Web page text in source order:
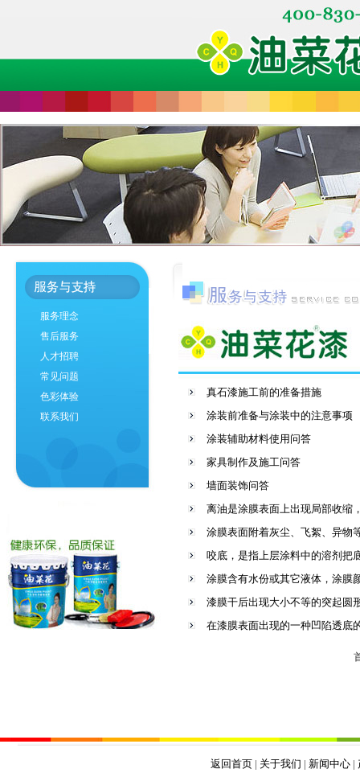
服务理念
售后服务
人才招聘
常见问题
色彩体验
联系我们
真石漆施工前的准备措施
涂装前准备与涂装中的注意事项
涂装辅助材料使用问答
家具制作及施工问答
墙面装饰问答
离油是涂膜表面上出现局部收缩
涂膜表面附着灰尘、飞絮、异物
咬底，是指上层涂料中的溶剂把
涂膜含有水份或其它液体，涂膜
漆膜干后出现大小不等的突起圆
在漆膜表面出现的一种凹陷透底
返回首页 | 关于我们 | 新闻中心 |